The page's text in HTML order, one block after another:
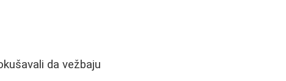
da vežbaju